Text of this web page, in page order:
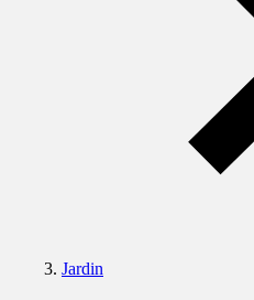
Jardin